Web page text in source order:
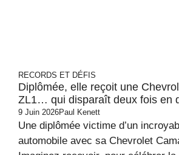
RECORDS ET DÉFIS
Diplômée, elle reçoit une
ZL1… qui disparaît deux fois en
9 Juin 2026Paul Kenett
Une diplômée victime d’un
automobile avec sa Chevrolet